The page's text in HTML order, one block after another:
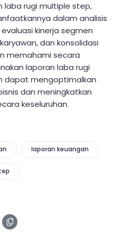
laba rugi multiple step,
dalam analisis
kinerja segmen
dan konsolidasi
memahami secara
laporan laba rugi
dapat mengoptimalkan
dan meningkatkan
keseluruhan.
laporan keuangan